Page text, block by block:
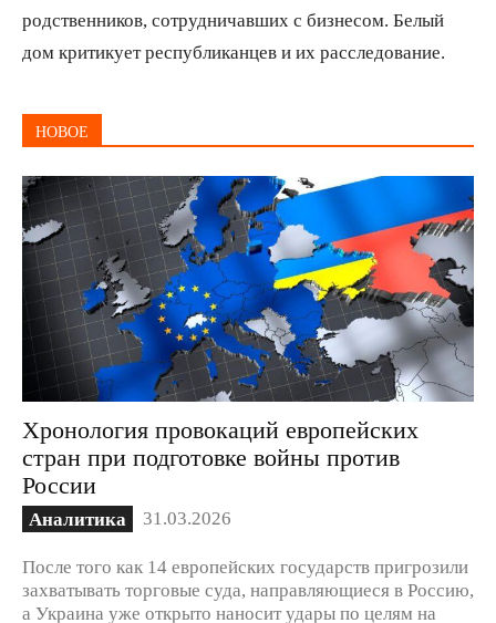
родственников, сотрудничавших с бизнесом. Белый
дом критикует республиканцев и их расследование.
НОВОЕ
Хронология провокаций европейских
стран при подготовке войны против
России
Аналитика 31.03.2026
После того как 14 европейских государств пригрозили
захватывать торговые суда, направляющиеся в Россию,
а Украина уже открыто наносит удары по целям на